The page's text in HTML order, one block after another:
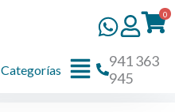
0
Flyout
Categorías
941 363
945